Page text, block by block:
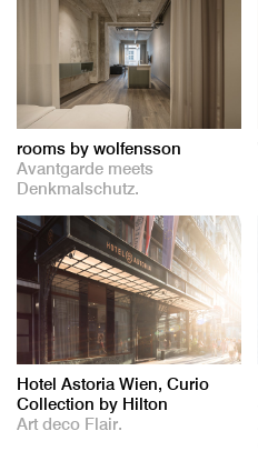
rooms by wolfensson
Avantgarde meets
Denkmalschutz.
Hotel Astoria Wien, Curio
Collection by Hilton
Art deco Flair.